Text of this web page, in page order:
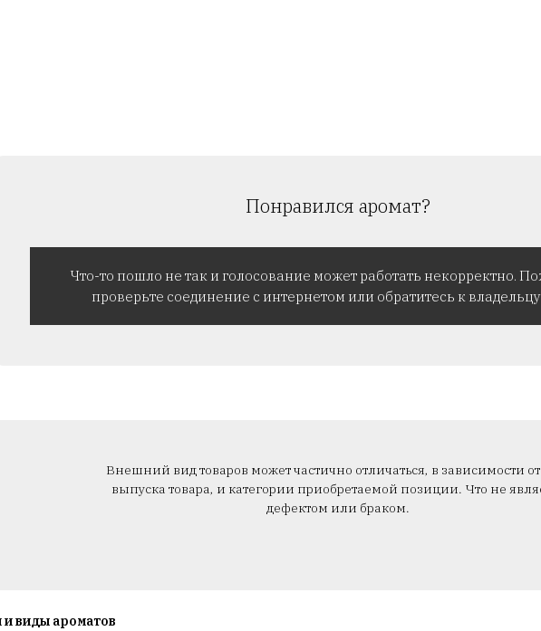
Понравился аромат?
Что-то пошло не так и голосование может работать некорректно.
проверьте соединение с интернетом или обратитесь к
Внешний вид товаров может частично отличаться, в зависимости от
выпуска товара, и категории приобретаемой позиции. Что не
дефектом или браком.
и виды ароматов